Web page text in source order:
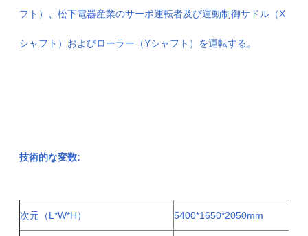
フト）、松下電器産業のサーボ運転者及び運動制御サドル（X
シャフト）およびローラー（Yシャフト）を運転する。
技術的な変数:
次元（L*W*H） 5400*1650*2050mm